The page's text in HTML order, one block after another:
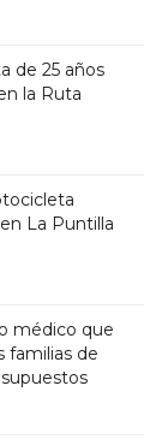
de 25 años
la Ruta
La Puntilla
médico que
familias de
supuestos